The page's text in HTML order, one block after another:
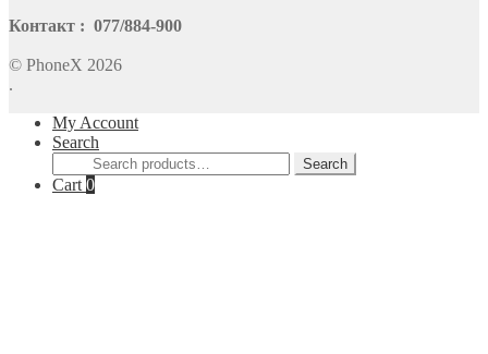
Контакт : 077/884-900
© PhoneX 2026
.
My Account
Search
Search
for:
Search
Cart 0